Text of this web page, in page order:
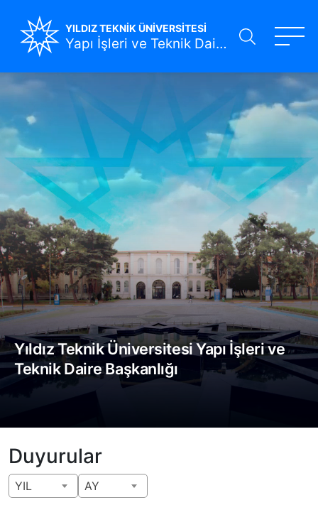
Ana
içeriğe
YILDIZ TEKNİK ÜNİVERSİTESİ
Yapı İşleri ve Teknik Daire Başkanlığı
Yıldız Teknik Üniversitesi Yapı İşleri ve
Teknik Daire Başkanlığı
Duyurular
YIL AY